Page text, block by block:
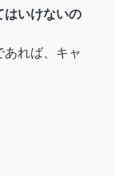
はいけないの
れば、キャ